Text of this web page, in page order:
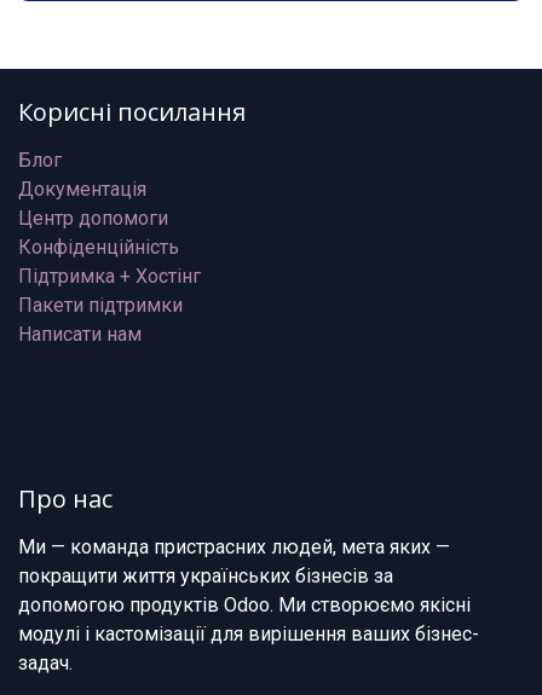
Корисні посилання
Блог
Документація
Центр допомоги
Конфіденційність
Підтримка + Хостінг
Пакети підтримки
Написати нам
Про нас
Ми — команда пристрасних людей, мета яких —
покращити життя українських бізнесів за
допомогою продуктів Odoo. Ми створюємо якісні
модулі і кастомізації для вирішення ваших бізнес-
задач.